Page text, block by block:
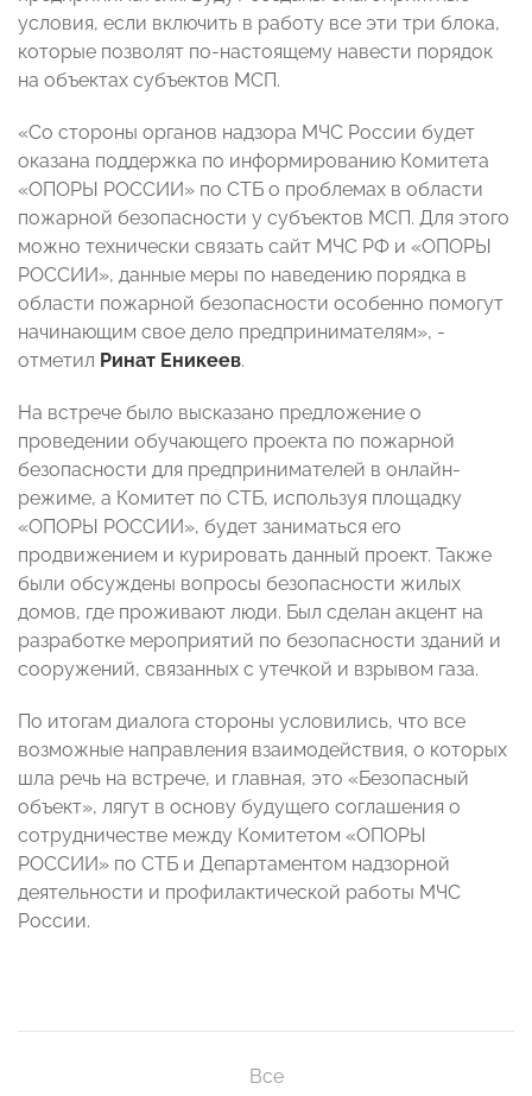
условия, если включить в работу все эти три блока,
которые позволят по-настоящему навести порядок
на объектах субъектов МСП.
«Со стороны органов надзора МЧС России будет
оказана поддержка по информированию Комитета
«ОПОРЫ РОССИИ» по СТБ о проблемах в области
пожарной безопасности у субъектов МСП. Для этого
можно технически связать сайт МЧС РФ и «ОПОРЫ
РОССИИ», данные меры по наведению порядка в
области пожарной безопасности особенно помогут
начинающим свое дело предпринимателям», -
отметил Ринат Еникеев.
На встрече было высказано предложение о
проведении обучающего проекта по пожарной
безопасности для предпринимателей в онлайн-
режиме, а Комитет по СТБ, используя площадку
«ОПОРЫ РОССИИ», будет заниматься его
продвижением и курировать данный проект. Также
были обсуждены вопросы безопасности жилых
домов, где проживают люди. Был сделан акцент на
разработке мероприятий по безопасности зданий и
сооружений, связанных с утечкой и взрывом газа.
По итогам диалога стороны условились, что все
возможные направления взаимодействия, о которых
шла речь на встрече, и главная, это «Безопасный
объект», лягут в основу будущего соглашения о
сотрудничестве между Комитетом «ОПОРЫ
РОССИИ» по СТБ и Департаментом надзорной
деятельности и профилактической работы МЧС
России.
Все